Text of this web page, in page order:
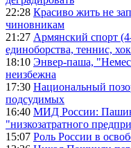
22:28 Красиво жить не
чиновникам
21:27 Армянский спорт
единоборства, теннис,
18:10 Энвер-паша,
неизбежна
17:30 Национальный
подсудимых
16:40 МИД России:
"низкозатратного
15:07 Роль России в